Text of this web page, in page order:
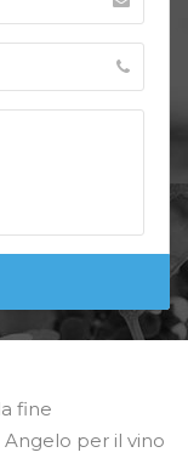
fine
per il vino